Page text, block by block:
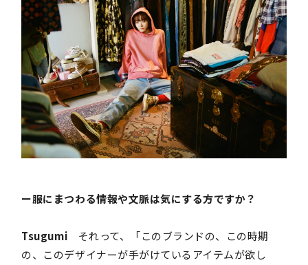
ー服にまつわる情報や文脈は気にする方ですか？
Tsugumi それって、「このブランドの、この時期
の、このデザイナーが手がけているアイテムが欲し